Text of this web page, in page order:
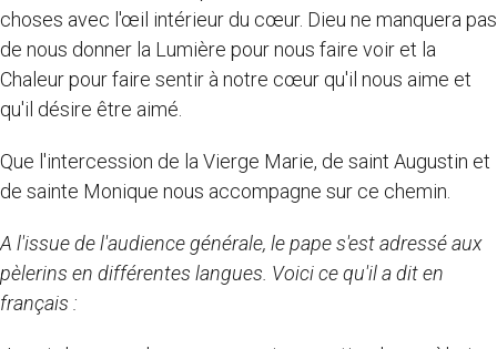
choses avec l'œil intérieur du cœur. Dieu ne manquera pas
de nous donner la Lumière pour nous faire voir et la
Chaleur pour faire sentir à notre cœur qu'il nous aime et
qu'il désire être aimé.
Que l'intercession de la Vierge Marie, de saint Augustin et
de sainte Monique nous accompagne sur ce chemin.
A l'issue de l'audience générale, le pape s'est adressé aux
pèlerins en différentes langues. Voici ce qu'il a dit en
français :